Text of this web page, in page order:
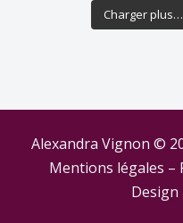
Charger plus…
Alexandra Vignon ©
Mentions légales –
Design